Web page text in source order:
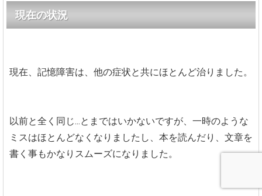
現在の状況
現在、記憶障害は、他の症状と共にほとんど治りました。
以前と全く同じ...とまではいかないですが、一時のような
ミスはほとんどなくなりましたし、本を読んだり、文章を
書く事もかなりスムーズになりました。